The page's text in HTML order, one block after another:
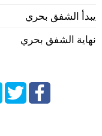
يبدأ الشفق بحري
نهاية الشفق بحري